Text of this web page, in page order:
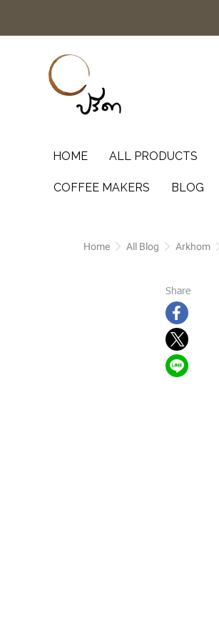
HOME ALL PRODUCTS
COFFEE MAKERS BLOG
Home All Blog Arkhom
Share